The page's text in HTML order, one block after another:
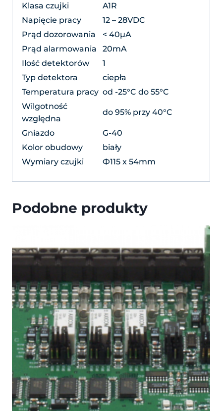
Klasa czujki
A1R
Napięcie pracy
12 – 28VDC
Prąd dozorowania
< 40µA
Prąd alarmowania
20mA
Ilość detektorów
1
Typ detektora
ciepła
Temperatura pracy od -25°C do 55°C
Wilgotność
względna
do 95% przy 40°C
Gniazdo
G-40
Kolor obudowy
biały
Wymiary czujki
Ф115 x 54mm
Podobne produkty